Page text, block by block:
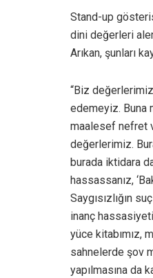
Stand-up
dini değerleri
Arıkan, şunları
“Biz
edemeyiz. Buna
maalesef nefret
değerlerimiz.
burada iktidara
hassassanız,
Saygısızlığın
inanç
yüce kitabımız,
sahnelerde şov
yapılmasına da